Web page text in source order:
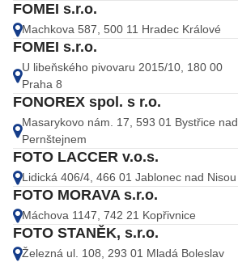
FOMEI s.r.o.
Machkova 587, 500 11 Hradec Králové
FOMEI s.r.o.
U libeňského pivovaru 2015/10, 180 00
Praha 8
FONOREX spol. s r.o.
Masarykovo nám. 17, 593 01 Bystřice nad
Pernštejnem
FOTO LACCER v.o.s.
Lidická 406/4, 466 01 Jablonec nad Nisou
FOTO MORAVA s.r.o.
Máchova 1147, 742 21 Kopřivnice
FOTO STANĚK, s.r.o.
Železná ul. 108, 293 01 Mladá Boleslav